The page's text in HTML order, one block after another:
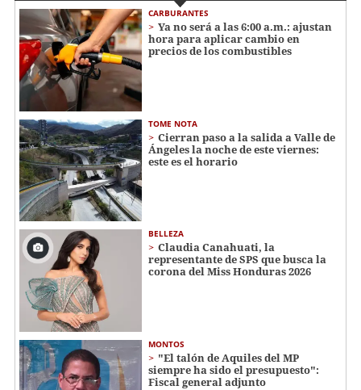
CARBURANTES
Ya no será a las 6:00 a.m.: ajustan
hora para aplicar cambio en
precios de los combustibles
TOME NOTA
Cierran paso a la salida a Valle de
Ángeles la noche de este viernes:
este es el horario
BELLEZA
Claudia Canahuati, la
representante de SPS que busca la
corona del Miss Honduras 2026
MONTOS
"El talón de Aquiles del MP
siempre ha sido el presupuesto":
Fiscal general adjunto